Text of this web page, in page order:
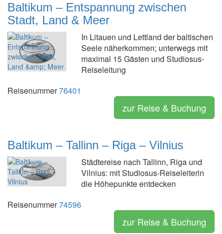
Baltikum – Entspannung zwischen
Stadt, Land & Meer
In Litauen und Lettland der baltischen
Seele näherkommen; unterwegs mit
maximal 15 Gästen und Studiosus-
Reiseleitung
Reisenummer76401
zur Reise & Buchung
Baltikum – Tallinn – Riga – Vilnius
Städtereise nach Tallinn, Riga und
Vilnius: mit Studiosus-Reiseleiterin
die Höhepunkte entdecken
Reisenummer74596
zur Reise & Buchung